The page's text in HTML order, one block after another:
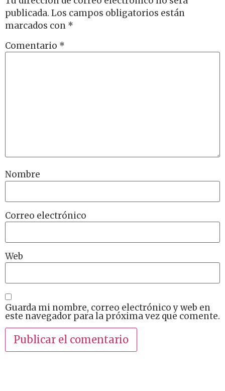
publicada. Los campos obligatorios están
marcados con *
Comentario *
Nombre
Correo electrónico
Web
Guarda mi nombre, correo electrónico y web en
este navegador para la próxima vez que comente.